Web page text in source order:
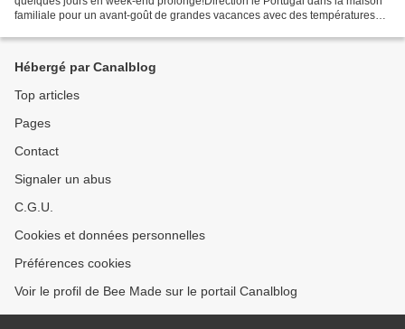
familiale pour un avant-goût de grandes vacances avec des températures
Hébergé par Canalblog
Top articles
Pages
Contact
Signaler un abus
C.G.U.
Cookies et données personnelles
Préférences cookies
Voir le profil de Bee Made sur le portail Canalblog